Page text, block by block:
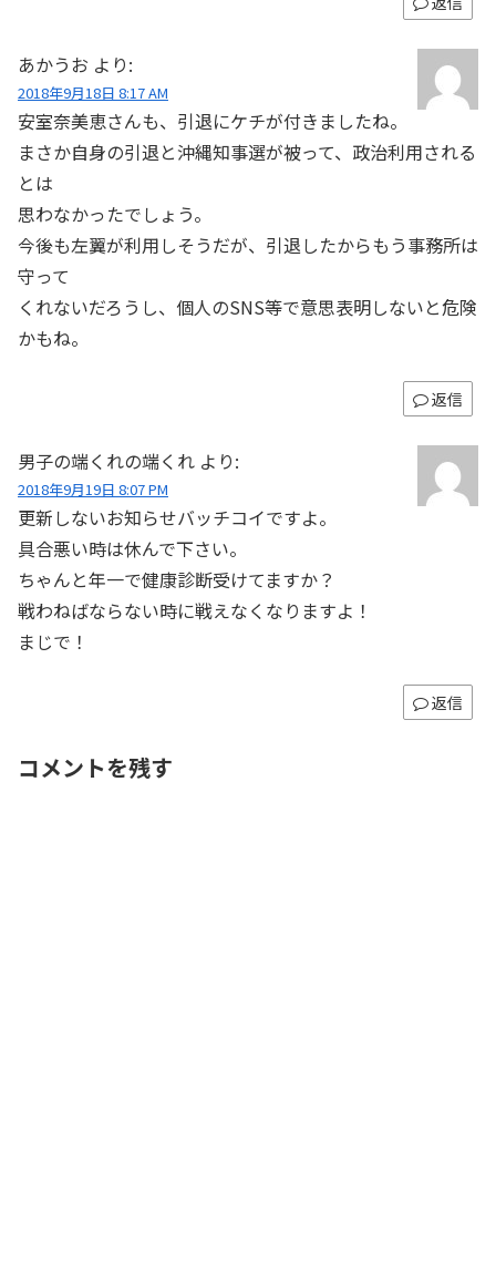
あかうお より:
2018年9月18日 8:17 AM
安室奈美恵さんも、引退にケチが付きましたね。
まさか自身の引退と沖縄知事選が被って、政治利用される
とは
思わなかったでしょう。
今後も左翼が利用しそうだが、引退したからもう事務所は
守って
くれないだろうし、個人のSNS等で意思表明しないと危険
かもね。
返信
男子の端くれの端くれ より:
2018年9月19日 8:07 PM
更新しないお知らせバッチコイですよ。
具合悪い時は休んで下さい。
ちゃんと年一で健康診断受けてますか？
戦わねばならない時に戦えなくなりますよ！
まじで！
返信
コメントを残す